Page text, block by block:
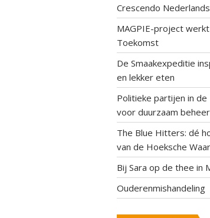
Crescendo
MAGPIE-project
Toekomst
De Smaakexpeditie
en lekker eten
Politieke partijen in
voor duurzaam
The Blue Hitters: dé
van de Hoeksche
Bij Sara op de thee in
Ouderenmishandeling